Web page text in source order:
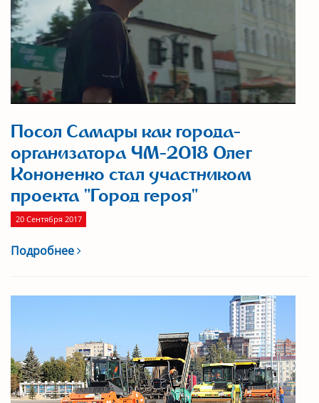
Посол Самары как города-
организатора ЧМ-2018 Олег
Кононенко стал участником
проекта "Город героя"
20 Сентября 2017
Подробнее